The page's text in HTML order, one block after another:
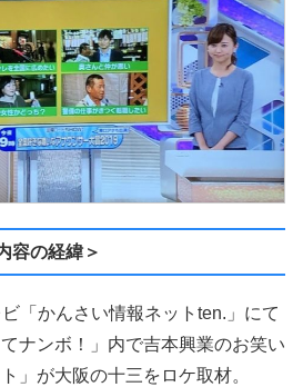
容の経緯＞
「かんさい情報ネットten.」にて
ナンボ！」内で吉本興業のお笑い
」が大阪の十三をロケ取材。